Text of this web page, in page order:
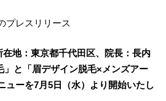
プレスリリース
地：東京都千代田区、院長：長内
」と「眉デザイン脱毛×メンズアー
ューを7月5日（水）より開始いたし